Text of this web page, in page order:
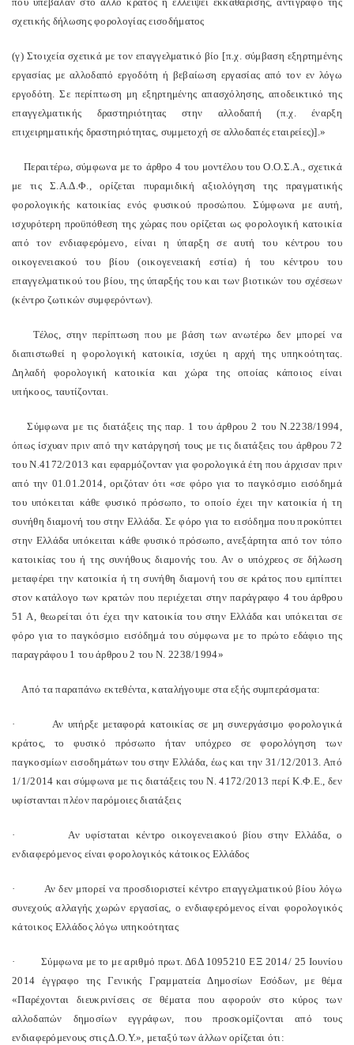
σχετικής δήλωσης φορολογίας εισοδήματος
(γ) Στοιχεία σχετικά με τον επαγγελματικό βίο [π.χ. σύμβαση εξηρτημένης
εργασίας με αλλοδαπό εργοδότη ή βεβαίωση εργασίας από τον εν λόγω
εργοδότη. Σε περίπτωση μη εξηρτημένης απασχόλησης, αποδεικτικό της
επαγγελματικής δραστηριότητας στην αλλοδαπή (π.χ. έναρξη
επιχειρηματικής δραστηριότητας, συμμετοχή σε αλλοδαπές εταιρείες)].»
Περαιτέρω, σύμφωνα με το άρθρο 4 του μοντέλου του Ο.Ο.Σ.Α., σχετικά
με τις Σ.Α.Δ.Φ., ορίζεται πυραμιδική αξιολόγηση της πραγματικής
φορολογικής κατοικίας ενός φυσικού προσώπου. Σύμφωνα με αυτή,
ισχυρότερη προϋπόθεση της χώρας που ορίζεται ως φορολογική κατοικία
από τον ενδιαφερόμενο, είναι η ύπαρξη σε αυτή του κέντρου του
οικογενειακού του βίου (οικογενειακή εστία) ή του κέντρου του
επαγγελματικού του βίου, της ύπαρξής του και των βιοτικών του σχέσεων
(κέντρο ζωτικών συμφερόντων).
Τέλος, στην περίπτωση που με βάση των ανωτέρω δεν μπορεί να
διαπιστωθεί η φορολογική κατοικία, ισχύει η αρχή της υπηκοότητας.
Δηλαδή φορολογική κατοικία και χώρα της οποίας κάποιος είναι
υπήκοος, ταυτίζονται.
Σύμφωνα με τις διατάξεις της παρ. 1 του άρθρου 2 του Ν.2238/1994,
όπως ίσχυαν πριν από την κατάργησή τους με τις διατάξεις του άρθρου 72
του Ν.4172/2013 και εφαρμόζονταν για φορολογικά έτη που άρχισαν πριν
από την 01.01.2014, οριζόταν ότι «σε φόρο για το παγκόσμιο εισόδημά
του υπόκειται κάθε φυσικό πρόσωπο, το οποίο έχει την κατοικία ή τη
συνήθη διαμονή του στην Ελλάδα. Σε φόρο για το εισόδημα που προκύπτει
στην Ελλάδα υπόκειται κάθε φυσικό πρόσωπο, ανεξάρτητα από τον τόπο
κατοικίας του ή της συνήθους διαμονής του. Αν ο υπόχρεος σε δήλωση
μεταφέρει την κατοικία ή τη συνήθη διαμονή του σε κράτος που εμπίπτει
στον κατάλογο των κρατών που περιέχεται στην παράγραφο 4 του άρθρου
51 Α, θεωρείται ότι έχει την κατοικία του στην Ελλάδα και υπόκειται σε
φόρο για το παγκόσμιο εισόδημά του σύμφωνα με το πρώτο εδάφιο της
παραγράφου 1 του άρθρου 2 του Ν. 2238/1994»
Από τα παραπάνω εκτεθέντα, καταλήγουμε στα εξής συμπεράσματα:
· Αν υπήρξε μεταφορά κατοικίας σε μη συνεργάσιμο φορολογικά
κράτος, το φυσικό πρόσωπο ήταν υπόχρεο σε φορολόγηση των
παγκοσμίων εισοδημάτων του στην Ελλάδα, έως και την 31/12/2013. Από
1/1/2014 και σύμφωνα με τις διατάξεις του Ν. 4172/2013 περί Κ.Φ.Ε., δεν
υφίστανται πλέον παρόμοιες διατάξεις
· Αν υφίσταται κέντρο οικογενειακού βίου στην Ελλάδα, ο
ενδιαφερόμενος είναι φορολογικός κάτοικος Ελλάδος
· Αν δεν μπορεί να προσδιοριστεί κέντρο επαγγελματικού βίου λόγω
συνεχούς αλλαγής χωρών εργασίας, ο ενδιαφερόμενος είναι φορολογικός
κάτοικος Ελλάδος λόγω υπηκοότητας
· Σύμφωνα με το με αριθμό πρωτ. Δ6Δ 1095210 ΕΞ 2014/ 25 Ιουνίου
2014 έγγραφο της Γενικής Γραμματεία Δημοσίων Εσόδων, με θέμα
«Παρέχονται διευκρινίσεις σε θέματα που αφορούν στο κύρος των
αλλοδαπών δημοσίων εγγράφων, που προσκομίζονται από τους
ενδιαφερόμενους στις Δ.Ο.Υ.», μεταξύ των άλλων ορίζεται ότι: